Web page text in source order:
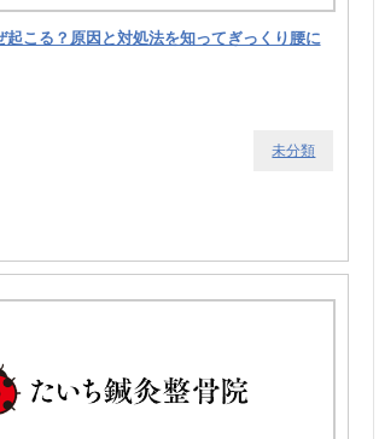
起こる？原因と対処法を知ってぎっくり腰に
未分類